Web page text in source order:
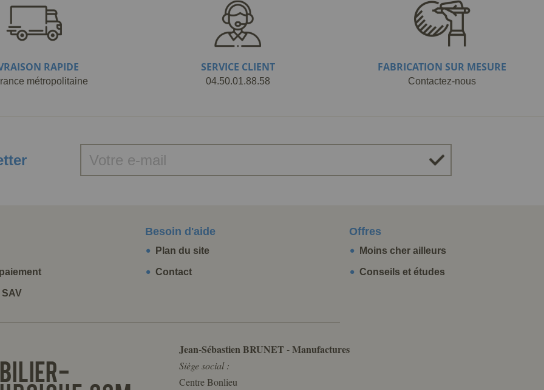
RAPIDE
métropolitaine
SERVICE CLIENT
04.50.01.88.58
FABRICATION SUR MESURE
Contactez-nous
Besoin d'aide
Plan du site
Contact
Offres
Moins cher ailleurs
Conseils et études
Jean-Sébastien BRUNET - Manufactures
Siège social :
Centre Bonlieu